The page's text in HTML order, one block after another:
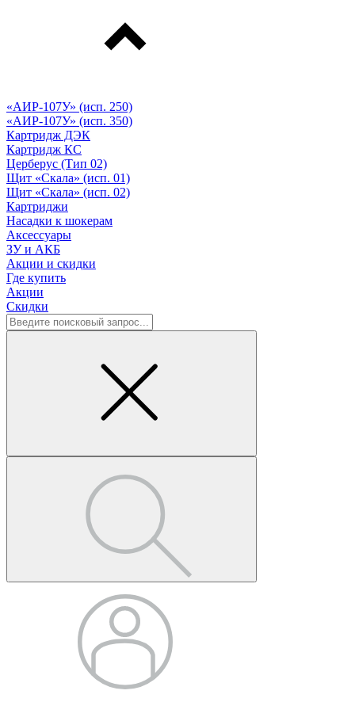
«АИР-107У» (исп. 250)
«АИР-107У» (исп. 350)
Картридж ДЭК
Картридж КС
Церберус (Тип 02)
Щит «Скала» (исп. 01)
Щит «Скала» (исп. 02)
Картриджи
Насадки к шокерам
Аксессуары
ЗУ и АКБ
Акции и скидки
Где купить
Акции
Скидки